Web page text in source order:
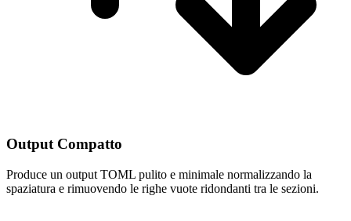
Output Compatto
Produce un output TOML pulito e minimale normalizzando la
spaziatura e rimuovendo le righe vuote ridondanti tra le sezioni.